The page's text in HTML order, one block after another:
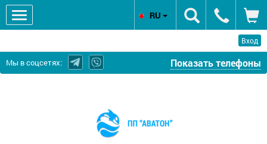
Вход
Мы в соцсетях: Показать телефоны
RU